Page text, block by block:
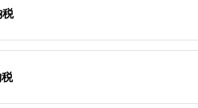
税